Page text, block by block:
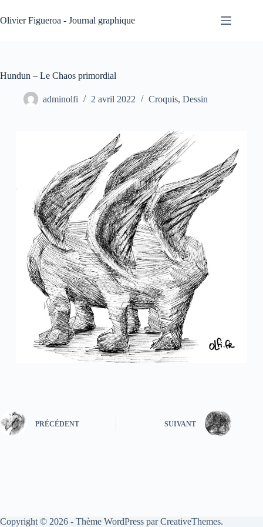
au
contenu
Olivier Figueroa - Journal graphique
Hundun – Le Chaos primordial
adminolfi 2 avril 2022 Croquis, Dessin
PRÉCÉDENT SUIVANT
Copyright © 2026 - Thème WordPress parCreativeThemes.